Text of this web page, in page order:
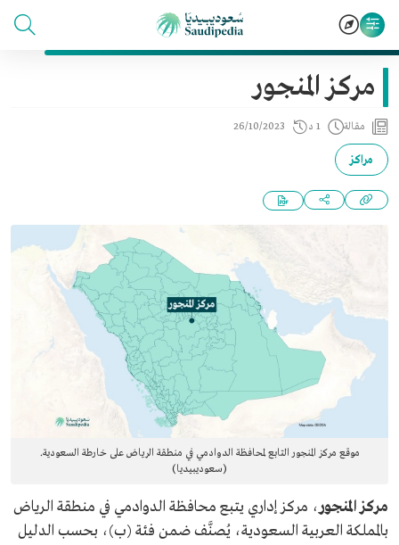
مركز المنجور
مقالة 1 د 26/10/2023
مراكز
موقع مركز المنجور التابع لمحافظة الدوادمي في منطقة الرياض على خارطة السعودية.
(سعوديبيديا)
مركز المنجور، مركز إداري يتبع محافظة الدوادمي في منطقة الرياض
بالمملكة العربية السعودية، يُصنَّف ضمن فئة (ب)، بحسب الدليل